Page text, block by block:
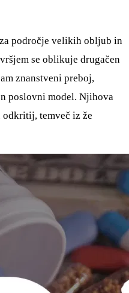
področje velikih obljub in
se oblikuje drugačen
znanstveni preboj,
poslovni model. Njihova
temveč iz že